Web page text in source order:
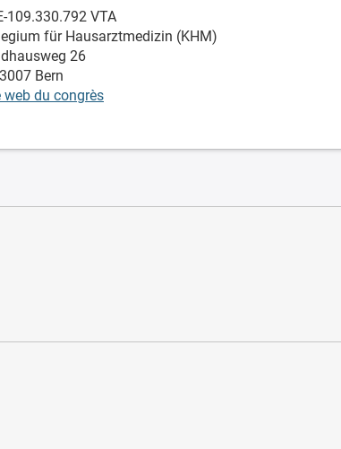
109.330.792 VTA
für Hausarztmedizin (KHM)
26
Bern
web du congrès